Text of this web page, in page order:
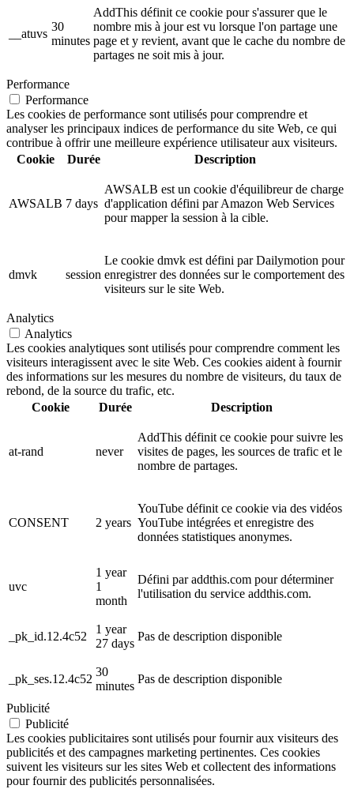
__atuvs
30
minutes
AddThis définit ce cookie pour s'assurer que le
nombre mis à jour est vu lorsque l'on partage une
page et y revient, avant que le cache du nombre de
partages ne soit mis à jour.
Performance
Performance
Les cookies de performance sont utilisés pour comprendre et
analyser les principaux indices de performance du site Web, ce qui
contribue à offrir une meilleure expérience utilisateur aux visiteurs.
Cookie
Durée Description
AWSALB 7 days
AWSALB est un cookie d'équilibreur de charge
d'application défini par Amazon Web Services
pour mapper la session à la cible.
dmvk session
Le cookie dmvk est défini par Dailymotion pour
enregistrer des données sur le comportement des
visiteurs sur le site Web.
Analytics
Analytics
Les cookies analytiques sont utilisés pour comprendre comment les
visiteurs interagissent avec le site Web. Ces cookies aident à fournir
des informations sur les mesures du nombre de visiteurs, du taux de
rebond, de la source du trafic, etc.
Cookie
Durée Description
at-rand never
AddThis définit ce cookie pour suivre les
visites de pages, les sources de trafic et le
nombre de partages.
CONSENT 2 years
YouTube définit ce cookie via des vidéos
YouTube intégrées et enregistre des
données statistiques anonymes.
uvc
1 year
1
month
Défini par addthis.com pour déterminer
l'utilisation du service addthis.com.
_pk_id.12.4c52
1 year
27 days
Pas de description disponible
_pk_ses.12.4c52
30
minutes
Pas de description disponible
Publicité
Publicité
Les cookies publicitaires sont utilisés pour fournir aux visiteurs des
publicités et des campagnes marketing pertinentes. Ces cookies
suivent les visiteurs sur les sites Web et collectent des informations
pour fournir des publicités personnalisées.